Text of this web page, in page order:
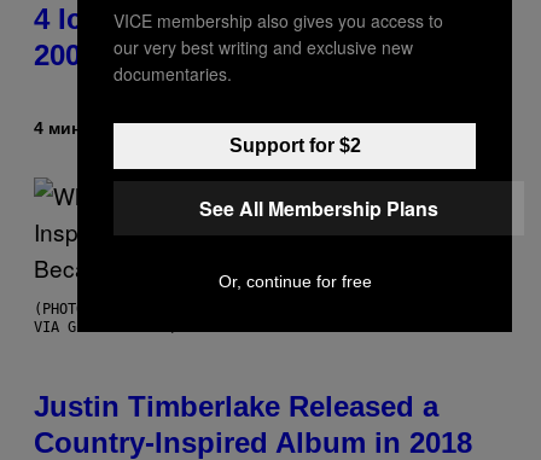
4 Iconic MTV Shows From the
2000s You Definitely Forgot About
4 минута ранијеOdHaley Miller
(PHOTO BY CHRISTOPHER POLK/NBCU PHOTO BANK/NBCUNIVERSAL
VIA GETTY IMAGES)
Justin Timberlake Released a
Country-Inspired Album in 2018
VICE membership also gives you access to
our very best writing and exclusive new
documentaries.
Support for $2
See All Membership Plans
Or, continue for free